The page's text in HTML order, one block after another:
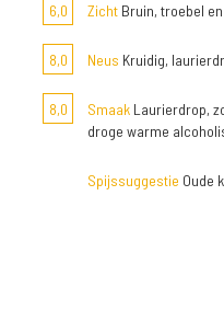
6,0
Zicht Bruin, troebel
8,0 Neus Kruidig,
8,0 Smaak Laurierdrop,
droge warme
Spijssuggestie Oude